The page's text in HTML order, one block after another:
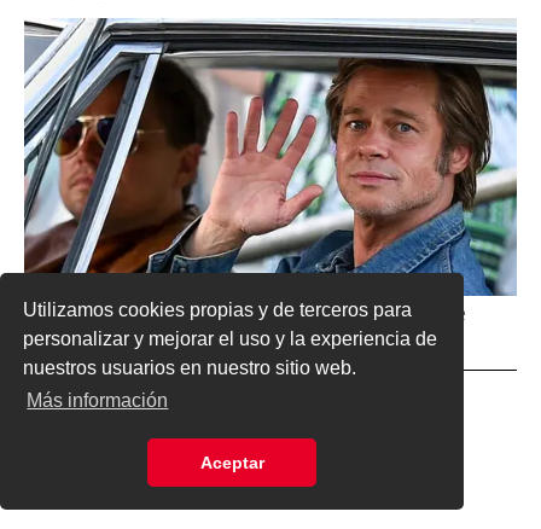
Utilizamos cookies propias y de terceros para
personalizar y mejorar el uso y la experiencia de
nuestros usuarios en nuestro sitio web.
Más información
Aceptar